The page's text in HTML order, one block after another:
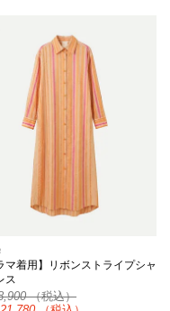
マ着用】リボンストライプシャ
ス
（税込）